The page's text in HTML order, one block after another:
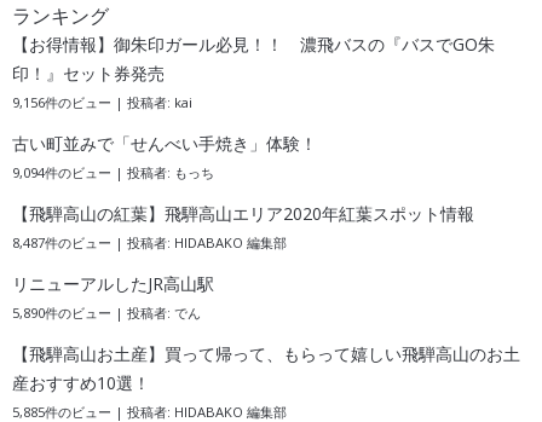
ランキング
【お得情報】御朱印ガール必見！！ 濃飛バスの『バスでGO朱
印！』セット券発売
9,156件のビュー | 投稿者: kai
古い町並みで「せんべい手焼き」体験！
9,094件のビュー | 投稿者: もっち
【飛騨高山の紅葉】飛騨高山エリア2020年紅葉スポット情報
8,487件のビュー | 投稿者: HIDABAKO 編集部
リニューアルしたJR高山駅
5,890件のビュー | 投稿者: でん
【飛騨高山お土産】買って帰って、もらって嬉しい飛騨高山のお土
産おすすめ10選！
5,885件のビュー | 投稿者: HIDABAKO 編集部